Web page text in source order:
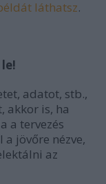
láthatsz.
adatot, stb.,
akkor is, ha
a tervezés
jövőre nézve,
az